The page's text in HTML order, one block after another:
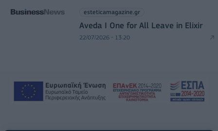
esteticamagazine.gr
Aveda I One for All Leave in Elixir
22/07/2026 - 13:20